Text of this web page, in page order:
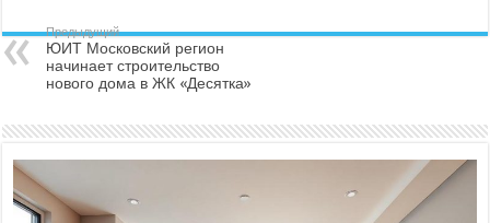
Предыдущий
ЮИТ Московский регион
начинает строительство
нового дома в ЖК «Десятка»